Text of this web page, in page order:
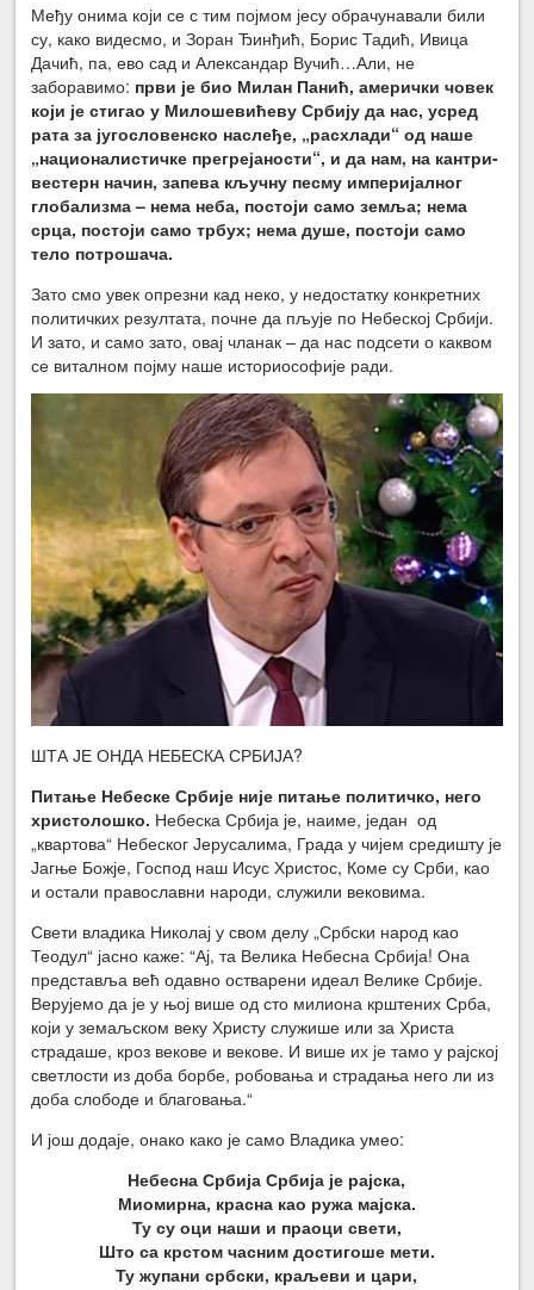
Међу онима који се с тим појмом јесу обрачунавали били
су, како видесмо, и Зоран Ђинђић, Борис Тадић, Ивица
Дачић, па, ево сад и Александар Вучић…Али, не
заборавимо: први је био Милан Панић, амерички човек
који је стигао у Милошевићеву Србију да нас, усред
рата за југословенско наслеђе, „расхлади“ од наше
„националистичке прегрејаности“, и да нам, на кантри-
вестерн начин, запева кључну песму империјалног
глобализма – нема неба, постоји само земља; нема
срца, постоји само трбух; нема душе, постоји само
тело потрошача.
Зато смо увек опрезни кад неко, у недостатку конкретних
политичких резултата, почне да пљује по Небеској Србији.
И зато, и само зато, овај чланак – да нас подсети о каквом
се виталном појму наше историософије ради.
ШТА ЈЕ ОНДА НЕБЕСКА СРБИЈА?
Питање Небеске Србије није питање политичко, него
христолошко. Небеска Србија је, наиме, један од
„квартова“ Небеског Јерусалима, Града у чијем средишту је
Јагње Божје, Господ наш Исус Христос, Коме су Срби, као
и остали православни народи, служили вековима.
Свети владика Николај у свом делу „Србски народ као
Теодул“ јасно каже: “Ај, та Велика Небесна Србија! Она
представља већ одавно остварени идеал Велике Србије.
Верујемо да је у њој више од сто милиона крштених Срба,
који у земаљском веку Христу служише или за Христа
страдаше, кроз векове и векове. И више их је тамо у рајској
светлости из доба борбе, робовања и страдања него ли из
доба слободе и благовања.“
И још додаје, онако како је само Владика умео:
Небесна Србија Србија је рајска,
Миомирна, красна као ружа мајска.
Ту су оци наши и праоци свети,
Што са крстом часним достигоше мети.
Ту жупани србски, краљеви и цари,